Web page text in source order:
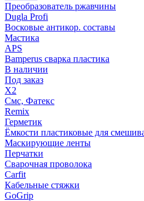
Преобразователь ржавчины
Dugla Profi
Восковые антикор. составы
Мастика
APS
Bamperus сварка пластика
В наличии
Под заказ
X2
Смс, Фатекс
Remix
Герметик
Ёмкости пластиковые для
Маскирующие ленты
Перчатки
Сварочная проволока
Carfit
Кабельные стяжки
GoGrip